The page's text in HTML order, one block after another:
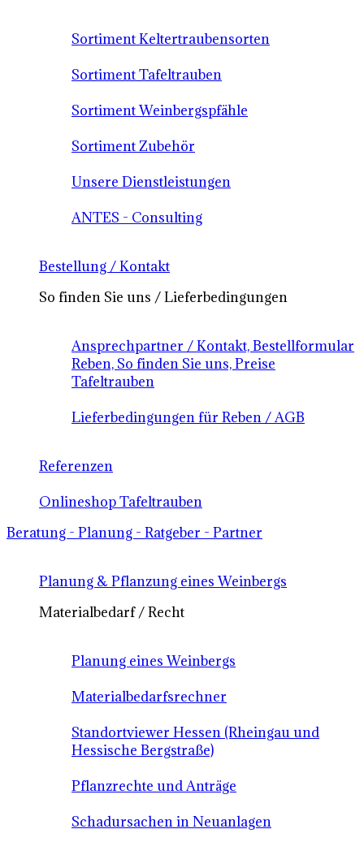
Sortiment Keltertraubensorten
Sortiment Tafeltrauben
Sortiment Weinbergspfähle
Sortiment Zubehör
Unsere Dienstleistungen
ANTES - Consulting
Bestellung / Kontakt
So finden Sie uns / Lieferbedingungen
Ansprechpartner / Kontakt, Bestellformular
Reben, So finden Sie uns, Preise
Tafeltrauben
Lieferbedingungen für Reben / AGB
Referenzen
Onlineshop Tafeltrauben
Beratung - Planung - Ratgeber - Partner
Planung & Pflanzung eines Weinbergs
Materialbedarf / Recht
Planung eines Weinbergs
Materialbedarfsrechner
Standortviewer Hessen (Rheingau und
Hessische Bergstraße)
Pflanzrechte und Anträge
Schadursachen in Neuanlagen